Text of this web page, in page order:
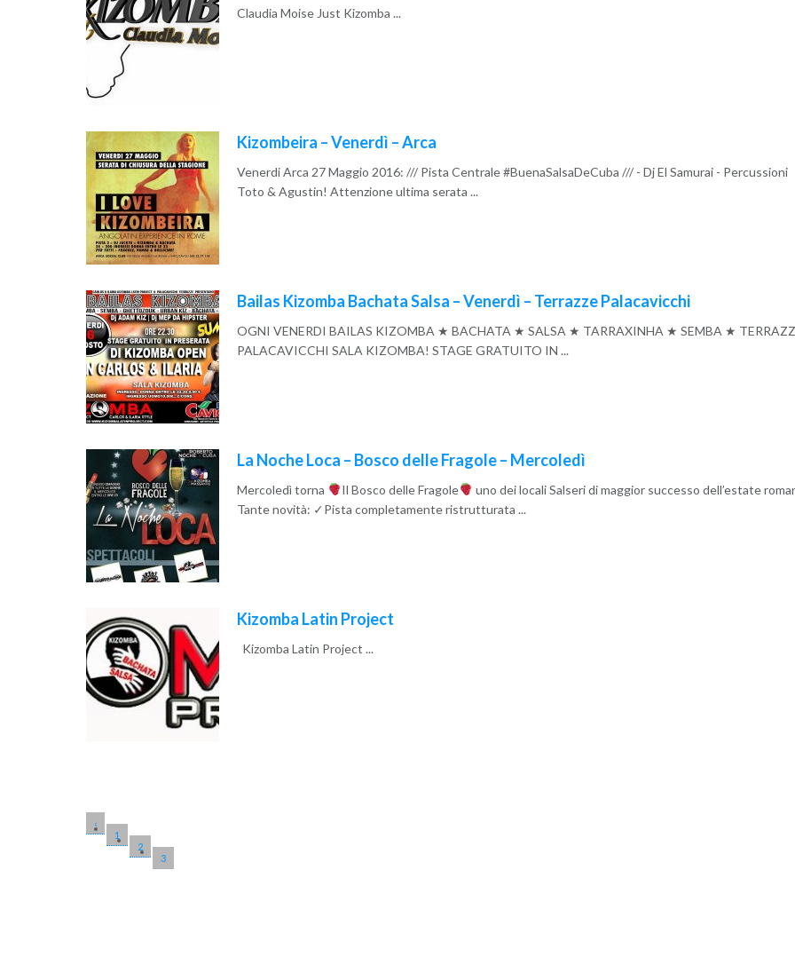
Claudia Moise Just Kizomba ...
Kizombeira – Venerdì – Arca
Venerdi Arca 27 Maggio 2016: /// Pista Centrale #BuenaSalsaDeCuba /// - Dj El Samurai - Percussioni
Toto & Agustin! Attenzione ultima serata ...
Bailas Kizomba Bachata Salsa – Venerdì – Terrazze Palacavicchi
OGNI VENERDI BAILAS KIZOMBA ★ BACHATA ★ SALSA ★ TARRAXINHA ★ SEMBA ★
PALACAVICCHI SALA KIZOMBA! STAGE GRATUITO IN ...
La Noche Loca – Bosco delle Fragole – Mercoledì
Mercoledì torna Il Bosco delle Fragole
uno dei locali Salseri di maggior successo dell’estate
Tante novità: ✓Pista completamente ristrutturata ...
Kizomba Latin Project
Kizomba Latin Project ...
‹
1
2
3